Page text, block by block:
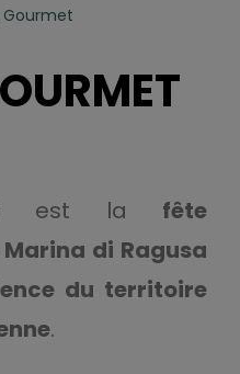
Gourmet
est la fête
Marina di Ragusa
du territoire
.